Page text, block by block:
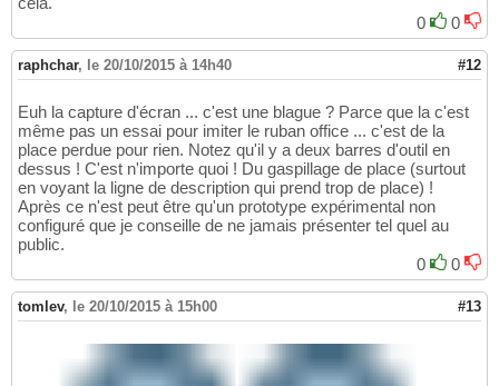
0
0
raphchar, le 20/10/2015 à 14h40 #12
Euh la capture d'écran ... c'est une blague ? Parce que la c'est
même pas un essai pour imiter le ruban office ... c'est de la
place perdue pour rien. Notez qu'il y a deux barres d'outil en
dessus ! C'est n'importe quoi ! Du gaspillage de place (surtout
en voyant la ligne de description qui prend trop de place) !
Après ce n'est peut être qu'un prototype expérimental non
configuré que je conseille de ne jamais présenter tel quel au
public.
0
0
tomlev, le 20/10/2015 à 15h00 #13